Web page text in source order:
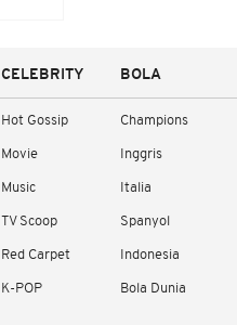
CELEBRITY
Hot Gossip
Movie
Music
TV Scoop
Red Carpet
K-POP
BOLA
Champions
Inggris
Italia
Spanyol
Indonesia
Bola Dunia